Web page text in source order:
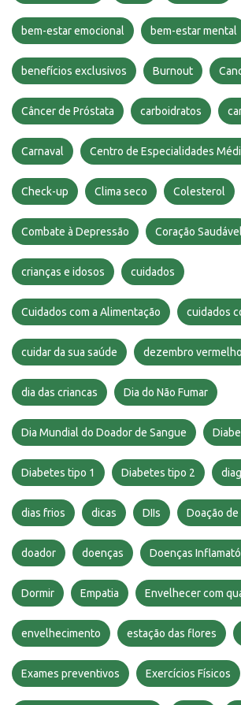
bem-estar emocional bem-estar mental
benefícios exclusivos Burnout
Câncer de Próstata carboidratos
Carnaval Centro de Especialidades
Check-up Clima seco Colesterol
Combate à Depressão Coração Saudável
crianças e idosos cuidados
Cuidados com a Alimentação cuidados
cuidar da sua saúde dezembro vermelho
dia das criancas Dia do Não Fumar
Dia Mundial do Doador de Sangue
Diabetes tipo 1 Diabetes tipo 2
dias frios dicas DIIs Doação de
doador doenças Doenças
Dormir Empatia Envelhecer com
envelhecimento estação das flores
Exames preventivos Exercícios Físicos